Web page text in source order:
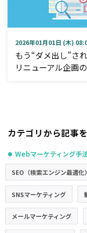
2026年01月01日 (木)
もう“ダメ出し”さ
リニューアル企画
カテゴリから記事
● Webマーケティング手
SEO（検索エンジン最適化）
SNSマーケティング
メールマーケティング